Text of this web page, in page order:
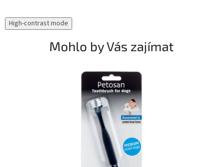
High-contrast mode
Mohlo by Vás zajímat